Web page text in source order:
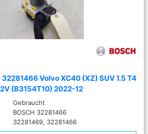
Volvo XC40 (XZ) SUV 1.5 T4
(B3154T10) 2022-12
Gebraucht
BOSCH 32281466
32281469, 32281466